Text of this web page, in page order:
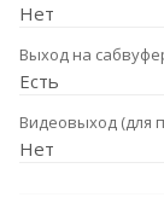
Нет
Выход на
Есть
Видеовыход (для
Нет